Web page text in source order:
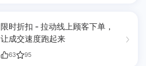
限时折扣 - 拉动线上顾客下单，
让成交速度跑起来
63 95